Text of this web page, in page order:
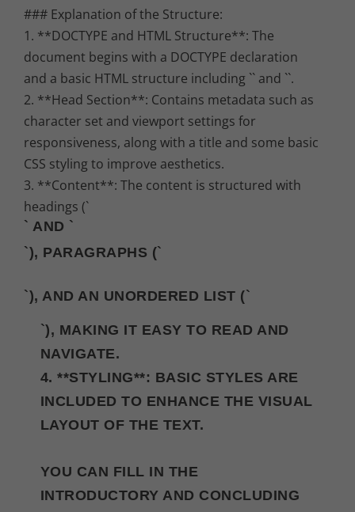
### Explanation of the Structure:
1. **DOCTYPE and HTML Structure**: The
document begins with a DOCTYPE declaration
and a basic HTML structure including `` and ``.
2. **Head Section**: Contains metadata such as
character set and viewport settings for
responsiveness, along with a title and some basic
CSS styling to improve aesthetics.
3. **Content**: The content is structured with
headings (`
` AND `
`), PARAGRAPHS (`
`), AND AN UNORDERED LIST (`
`), MAKING IT EASY TO READ AND
NAVIGATE.
4. **STYLING**: BASIC STYLES ARE
INCLUDED TO ENHANCE THE VISUAL
LAYOUT OF THE TEXT.
YOU CAN FILL IN THE
INTRODUCTORY AND CONCLUDING